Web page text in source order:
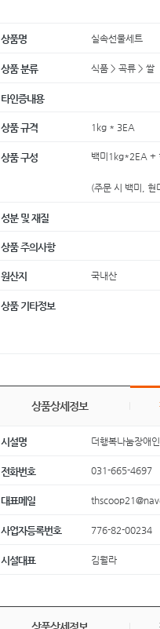
상품명 실속선물세트
상품 분류 식품 > 곡류 > 쌀
타인증내용
상품 규격 1kg * 3EA
상품 구성 백미1kg*2EA +
(주문 시 백미, 현
성분 및 재질
상품 주의사항
원산지 국내산
상품 기타정보
상품상세정보
시설명 더행복나눔장애
전화번호 031-665-4697
대표메일
사업자등록번호 776-82-00234
시설대표 김월라
상품상세정보